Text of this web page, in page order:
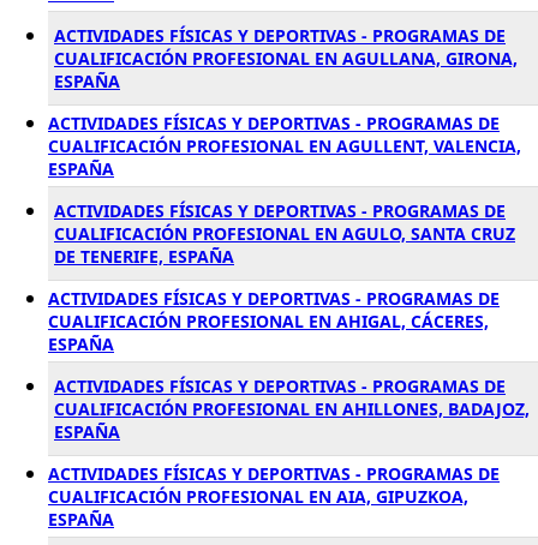
ACTIVIDADES FÍSICAS Y DEPORTIVAS - PROGRAMAS DE
CUALIFICACIÓN PROFESIONAL EN AGULLANA, GIRONA,
ESPAÑA
ACTIVIDADES FÍSICAS Y DEPORTIVAS - PROGRAMAS DE
CUALIFICACIÓN PROFESIONAL EN AGULLENT, VALENCIA,
ESPAÑA
ACTIVIDADES FÍSICAS Y DEPORTIVAS - PROGRAMAS DE
CUALIFICACIÓN PROFESIONAL EN AGULO, SANTA CRUZ
DE TENERIFE, ESPAÑA
ACTIVIDADES FÍSICAS Y DEPORTIVAS - PROGRAMAS DE
CUALIFICACIÓN PROFESIONAL EN AHIGAL, CÁCERES,
ESPAÑA
ACTIVIDADES FÍSICAS Y DEPORTIVAS - PROGRAMAS DE
CUALIFICACIÓN PROFESIONAL EN AHILLONES, BADAJOZ,
ESPAÑA
ACTIVIDADES FÍSICAS Y DEPORTIVAS - PROGRAMAS DE
CUALIFICACIÓN PROFESIONAL EN AIA, GIPUZKOA,
ESPAÑA